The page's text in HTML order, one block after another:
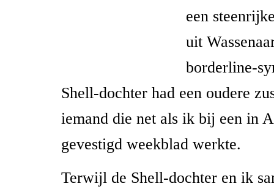
een
uit
borderline-
Shell-dochter had een oudere
iemand die net als ik bij een in
gevestigd weekblad werkte.
Terwijl de Shell-dochter en ik